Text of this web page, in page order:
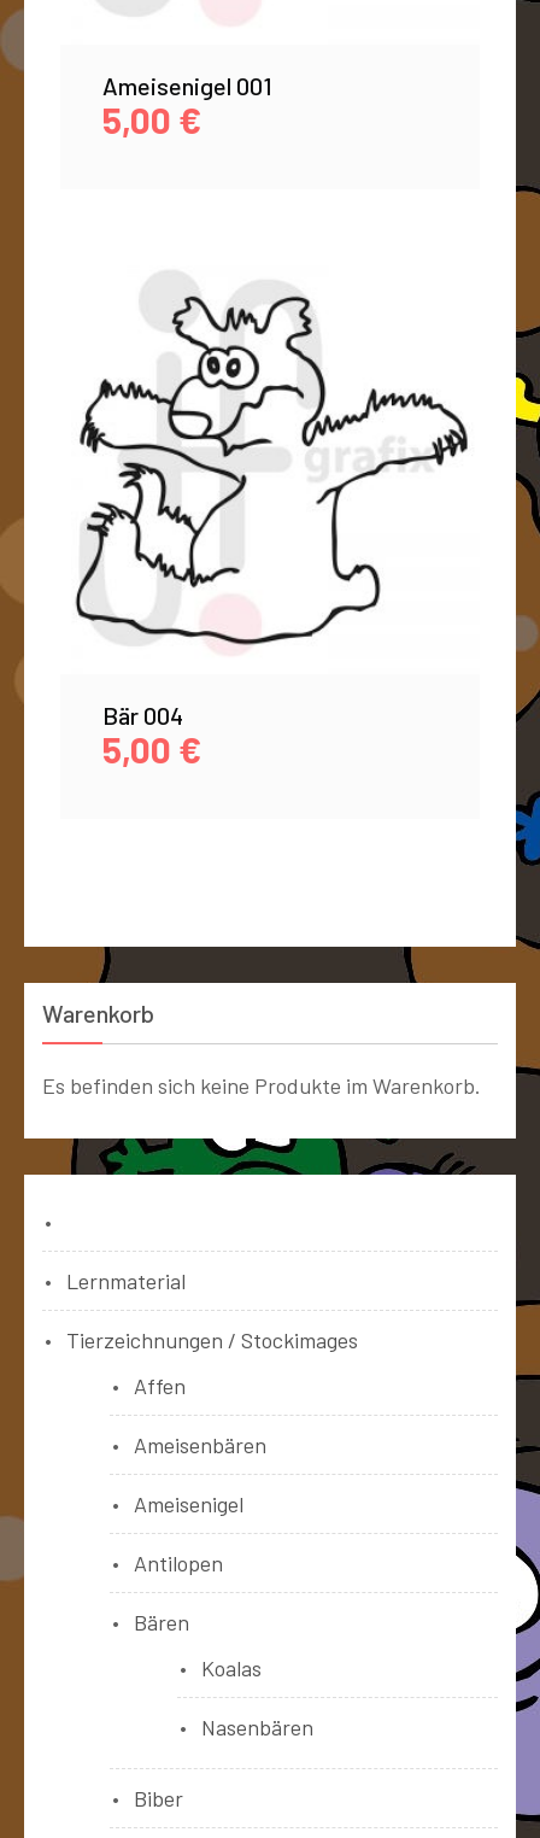
Ameisenigel 001
5,00 €
Bär 004
5,00 €
Warenkorb
Es befinden sich keine Produkte im Warenkorb.
Lernmaterial
Tierzeichnungen / Stockimages
Affen
Ameisenbären
Ameisenigel
Antilopen
Bären
Koalas
Nasenbären
Biber